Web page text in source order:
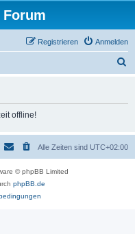
Forum
Anmelden
Registrieren
offline!
Alle Zeiten sind UTC+02:00
© phpBB Limited
phpBB.de